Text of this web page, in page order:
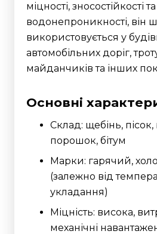
міцності, зносостійкості та
водонепроникності, він
використовується у
автомобільних доріг,
майданчиків та інших
Основні
Склад: щебінь,
порошок, бітум
Марки: гарячий,
(залежно від
укладання)
Міцність: висока,
механічні